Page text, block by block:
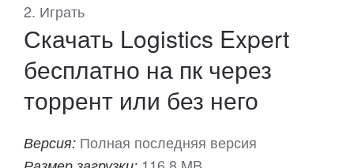
2. Играть
Скачать Logistics Expert
бесплатно на пк через
торрент или без него
Версия: Полная последняя версия